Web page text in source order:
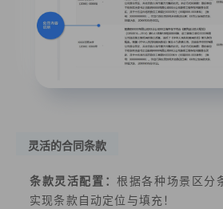
灵活的合同条款
条款灵活配置：根据各种场景区分
实现条款自动定位与填充！